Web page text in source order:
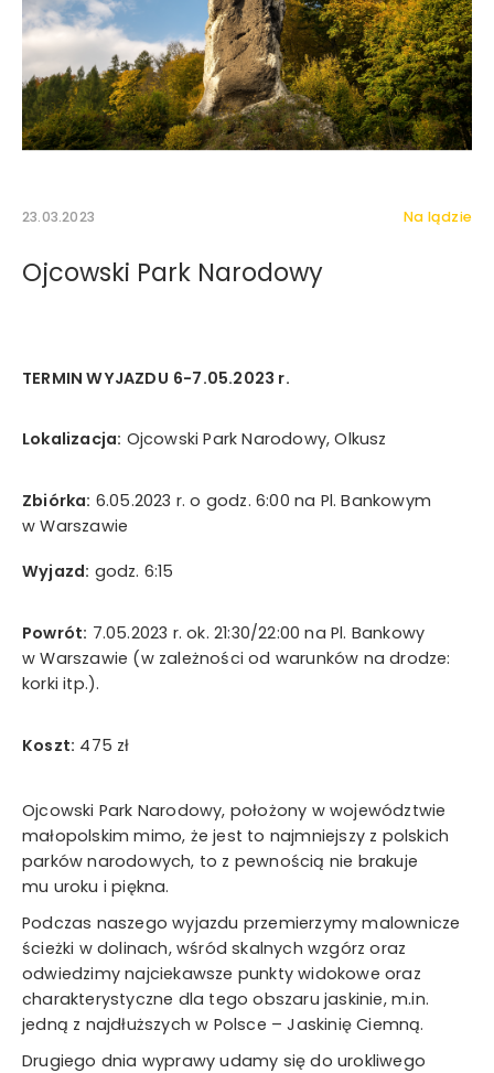
na wskazany przeze mnie adres e-mail informacji
lipca 2002 roku o świadczeniu usług drogą
elektroniczną od Mystictravel Piotr Kopeć.
Wyrażam zgodę na przetwarzanie moich danych
roku o ochronie danych osobowych oraz ustawy z dnia
marketingowych przez Mystictravel Piotr Kopeć i
oświadczam, iż podanie przeze mnie danych
osobowych jest dobrowolne oraz iż zostałem
poinformowany o prawie żądania dostępu do moich
wyślij teraz
23.03.2023 Na lądzie
Ojcowski Park Narodowy
TERMIN WYJAZDU 6-7.05.2023 r.
Lokalizacja: Ojcowski Park Narodowy, Olkusz
Zbiórka: 6.05.2023 r. o godz. 6:00 na Pl. Bankowym
w Warszawie
Wyjazd: godz. 6:15
Powrót: 7.05.2023 r. ok. 21:30/22:00 na Pl. Bankowy
w Warszawie (w zależności od warunków na drodze:
korki itp.).
Koszt: 475 zł
Ojcowski Park Narodowy, położony w województwie
małopolskim mimo, że jest to najmniejszy z polskich
parków narodowych, to z pewnością nie brakuje
mu uroku i piękna.
Podczas naszego wyjazdu przemierzymy malownicze
ścieżki w dolinach, wśród skalnych wzgórz oraz
odwiedzimy najciekawsze punkty widokowe oraz
charakterystyczne dla tego obszaru jaskinie, m.in.
jedną z najdłuższych w Polsce – Jaskinię Ciemną.
Drugiego dnia wyprawy udamy się do urokliwego